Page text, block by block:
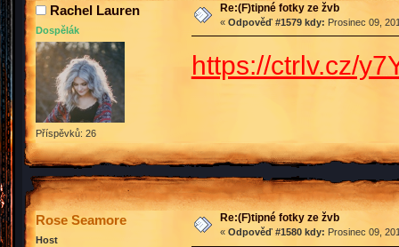
Rachel Lauren
Dospělák
Příspěvků: 26
Re:(F)tipné fotky ze žvb
« Odpověď #1579 kdy: Prosinec 09,
https://ctrlv.cz/
Rose Seamore
Host
Re:(F)tipné fotky ze žvb
« Odpověď #1580 kdy: Prosinec 09,